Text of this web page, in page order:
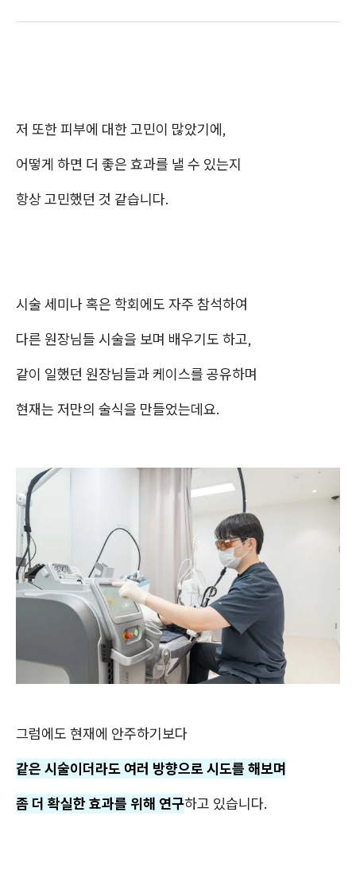
저 또한 피부에 대한 고민이 많았기에,
어떻게 하면 더 좋은 효과를 낼 수 있는지
항상 고민했던 것 같습니다.
시술 세미나 혹은 학회에도 자주 참석하여
다른 원장님들 시술을 보며 배우기도 하고,
같이 일했던 원장님들과 케이스를 공유하며
현재는 저만의 술식을 만들었는데요.
그럼에도 현재에 안주하기보다
같은 시술이더라도 여러 방향으로 시도를 해보며
좀 더 확실한 효과를 위해 연구하고 있습니다.